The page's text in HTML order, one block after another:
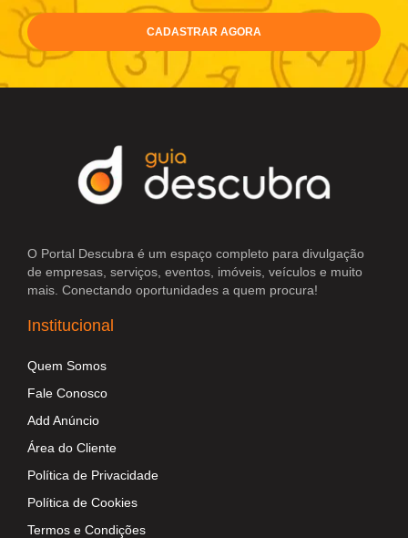
CADASTRAR AGORA
O Portal Descubra é um espaço completo para divulgação
de empresas, serviços, eventos, imóveis, veículos e muito
mais. Conectando oportunidades a quem procura!
Institucional
Quem Somos
Fale Conosco
Add Anúncio
Área do Cliente
Política de Privacidade
Política de Cookies
Termos e Condições